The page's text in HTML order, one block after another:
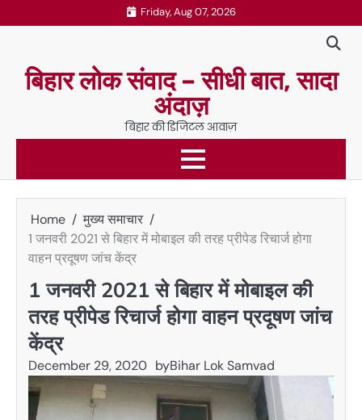
to
Friday, Aug 07, 2026
बिहार लोक संवाद – सीधी बात, सादा
अंदाज़
बिहार की डिजिटल आवाज़
Home
मुख्य समाचार
1 जनवरी 2021 से बिहार में मोबाइल की तरह प्रीपेड रिचार्ज होगा
वाहन प्रदूषण जांच केंद्र
1 जनवरी 2021 से बिहार में मोबाइल की
तरह प्रीपेड रिचार्ज होगा वाहन प्रदूषण जांच
केंद्र
December 29, 2020 byBihar Lok Samvad